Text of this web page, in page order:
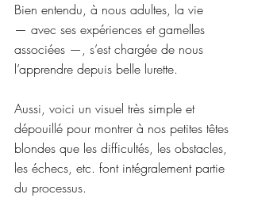
Bien entendu, à nous adultes, la vie
— avec ses expériences et gamelles
associées —, s’est chargée de nous
l’apprendre depuis belle lurette.
Aussi, voici un visuel très simple et
dépouillé pour montrer à nos petites têtes
blondes que les difficultés, les obstacles,
les échecs, etc. font intégralement partie
du processus.